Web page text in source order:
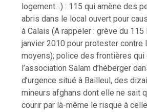
logement…) : 115 qui amène des
abris dans le local ouvert pour
à Calais (A rappeler : grève du 115
janvier 2010 pour protester contre
moyens); police des frontières qui
l’association Salam d’héberger
d’urgence situé à Bailleul, des
mineurs afghans dont elle ne sait
courir par là-même le risque à